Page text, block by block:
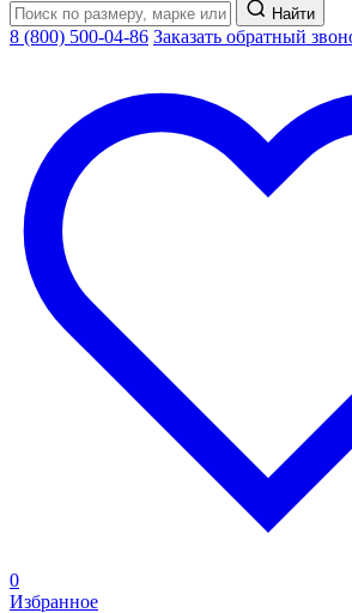
Найти
8 (800) 500-04-86 Заказать обратный
0
Избранное